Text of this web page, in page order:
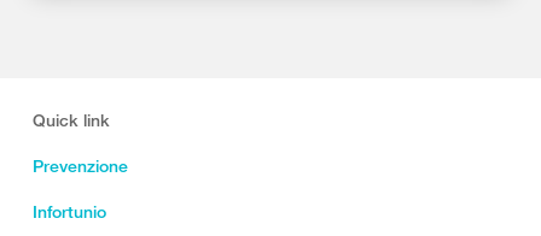
Quick link
Prevenzione
Infortunio